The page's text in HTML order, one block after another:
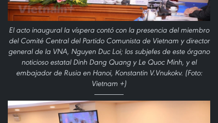
El acto inaugural la víspera contó con la presencia del miembro
del Comité Central del Partido Comunista de Vietnam y director
general de la VNA, Nguyen Duc Loi; los subjefes de este órgano
noticioso estatal Dinh Dang Quang y Le Quoc Minh, y el
embajador de Rusia en Hanoi, Konstantin V.Vnukokv. (Foto:
Vietnam +)